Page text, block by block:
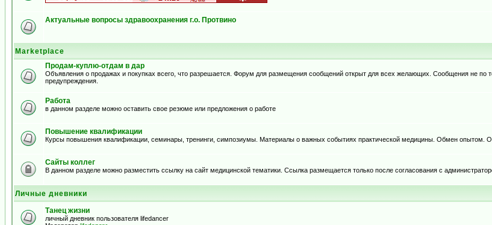
Актуальные вопросы здравоохранения г.о. Протвино
Marketplace
Продам-куплю-отдам в дар
Объявления о продажах и покупках всего, что разрешается. Форум для размещения сообщений открыт для всех желающих. Сообщения не по
предупреждения.
Работа
в данном разделе можно оставить свое резюме или предложения о работе
Повышение квалификации
Курсы повышения квалификации, семинары, тренинги, симпозиумы. Материалы о важных событиях практической медицины. Обмен опытом.
Сайты коллег
В данном разделе можно разместить ссылку на сайт медицинской тематики. Ссылка размещается только после согласования с
Личные дневники
Танец жизни
личный дневник пользователя lifedancer